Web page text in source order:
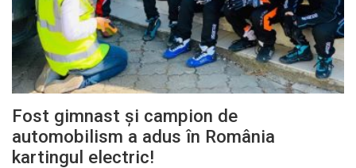
Fost gimnast și campion de
automobilism a adus în România
kartingul electric!